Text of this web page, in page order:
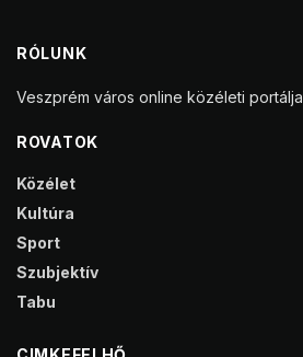
RÓLUNK
Veszprém város online közéleti portálja
ROVATOK
Közélet
Kultúra
Sport
Szubjektív
Tabu